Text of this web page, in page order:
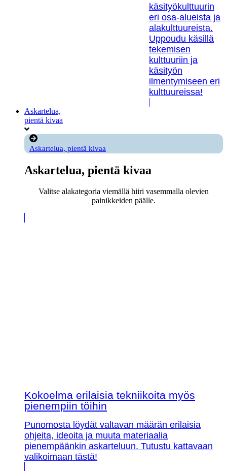
käsityökulttuurin
eri osa-alueista ja
alakulttuureista.
Uppoudu käsillä
tekemisen
kulttuuriin ja
käsityön
ilmentymiseen eri
kulttuureissa!
Askartelua,
pientä kivaa
Askartelua, pientä kivaa
Askartelua, pientä kivaa
Valitse alakategoria viemällä hiiri vasemmalla olevien
painikkeiden päälle.
Kokoelma erilaisia tekniikoita myös
pienempiin töihin
Punomosta löydät valtavan määrän erilaisia
ohjeita, ideoita ja muuta materiaalia
pienempäänkin askarteluun. Tutustu kattavaan
valikoimaan tästä!